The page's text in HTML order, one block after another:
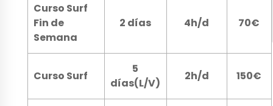
Curso Surf
Fin de
Semana
2 días 4h/d 70€
Curso Surf
5
días(L/V)
2h/d 150€